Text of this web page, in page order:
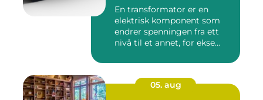
En transformator er en
elektrisk komponent som
endrer spenningen fra ett
nivå til et annet, for ekse...
05. aug